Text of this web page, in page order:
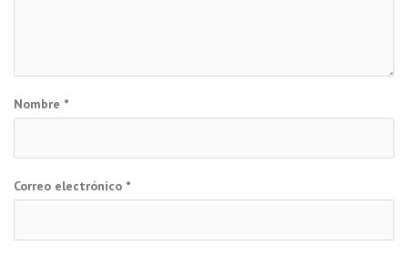
Nombre *
Correo electrónico *